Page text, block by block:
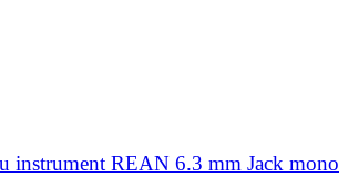
instrument REAN 6.3 mm Jack mono